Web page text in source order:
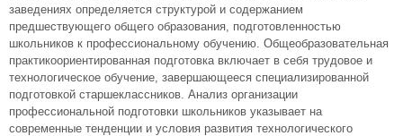
заведениях определяется структурой и содержанием
предшествующего общего образования, подготовленностью
школьников к профессиональному обучению. Общеобразовательная
практикоориентированная подготовка включает в себя трудовое и
технологическое обучение, завершающееся специализированной
подготовкой старшеклассников. Анализ организации
профессиональной подготовки школьников указывает на
современные тенденции и условия развития технологического